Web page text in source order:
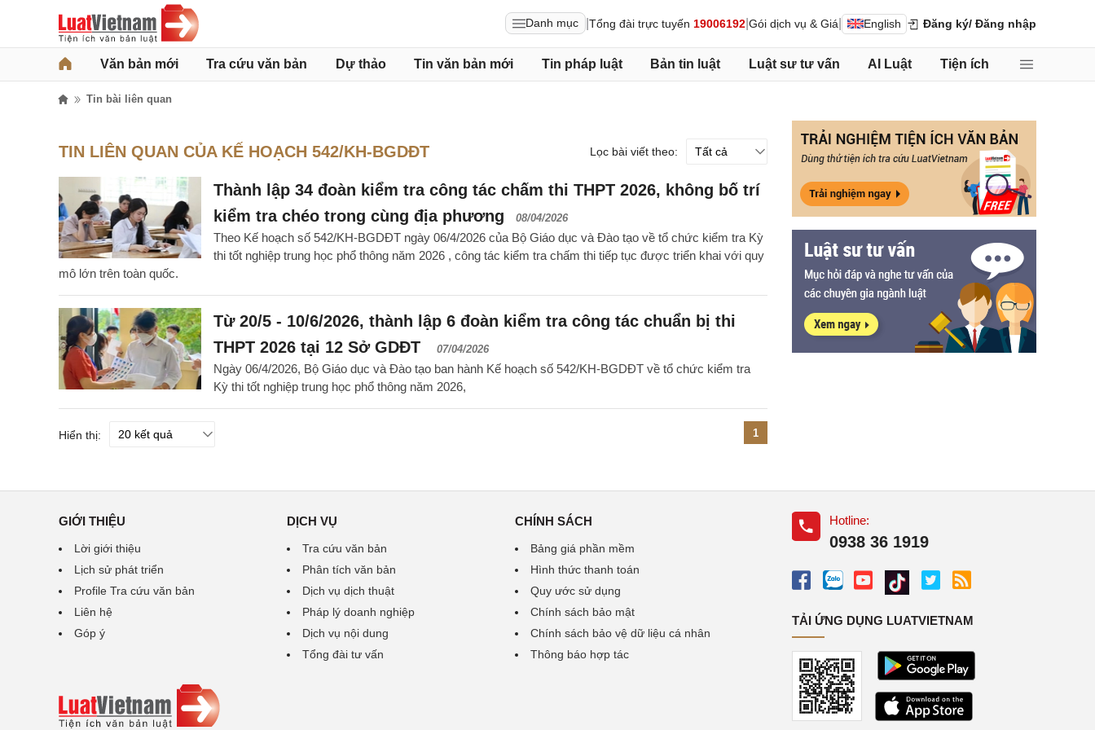
Danh mục Tổng đài trực tuyến 19006192 Gói dịch vụ & Giá English Đăng ký/ Đăng nhập
Văn bản mới Tra cứu văn bản Dự thảo Tin văn bản mới Tin pháp luật Bản tin luật Luật sư tư vấn AI Luật Tiện ích
Tin bài liên quan
TIN LIÊN QUAN CỦA KẾ HOẠCH 542/KH-BGDĐT Lọc bài viết theo:
Thành lập 34 đoàn kiểm tra công tác chấm thi THPT 2026, không bố trí
kiểm tra chéo trong cùng địa phương
08/04/2026
Theo Kế hoạch số 542/KH-BGDĐT ngày 06/4/2026 của Bộ Giáo dục và Đào tạo về tổ chức kiểm tra Kỳ
thi tốt nghiệp trung học phổ thông năm 2026 , công tác kiểm tra chấm thi tiếp tục được triển khai với quy
mô lớn trên toàn quốc.
Từ 20/5 - 10/6/2026, thành lập 6 đoàn kiểm tra công tác chuẩn bị thi
THPT 2026 tại 12 Sở GDĐT
07/04/2026
Ngày 06/4/2026, Bộ Giáo dục và Đào tạo ban hành Kế hoạch số 542/KH-BGDĐT về tổ chức kiểm tra
Kỳ thi tốt nghiệp trung học phổ thông năm 2026,
Hiển thị: 1
GIỚI THIỆU
Lời giới thiệu
Lịch sử phát triển
Profile Tra cứu văn bản
Liên hệ
Góp ý
DỊCH VỤ
Tra cứu văn bản
Phân tích văn bản
Dịch vụ dịch thuật
Pháp lý doanh nghiệp
Dịch vụ nội dung
Tổng đài tư vấn
CHÍNH SÁCH
Bảng giá phần mềm
Hình thức thanh toán
Quy ước sử dụng
Chính sách bảo mật
Chính sách bảo vệ dữ liệu cá nhân
Thông báo hợp tác
Hotline:
0938 36 1919
TẢI ỨNG DỤNG LUATVIETNAM